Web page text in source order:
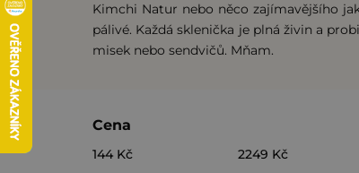
Kimchi Natur nebo něco zajímavějšího
pálivé. Každá sklenička je plná živin a
misek nebo sendvičů. Mňam.
o
Cena
144 Kč 2249 Kč